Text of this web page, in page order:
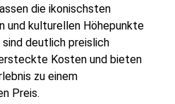
die ikonischsten
und kulturellen Höhepunkte
deutlich preislich
Kosten und bieten
zu einem
Preis.